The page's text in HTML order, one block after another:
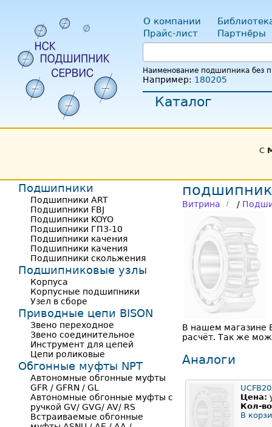
О компании
Прайс-лист
Партнёры
Наименование подшипника без
Например: 180205
Каталог
С
подшипник
Витрина /
В нашем магазине
расчёт. Так же
Аналоги
Цена:
Кол-
В
Подшипники
Подшипники ART
Подшипники FBJ
Подшипники KOYO
Подшипники ГПЗ-10
Подшипники качения
Подшипники качения
Подшипники скольжения
Подшипниковые узлы
Корпуса
Корпусные подшипники
Узел в сборе
Приводные цепи BISON
Звено переходное
Звено соединительное
Инструмент для цепей
Цепи роликовые
Обгонные муфты NPT
Автономные обгонные муфты
GFR / GFRN / GL
Автономные обгонные муфты с
ручкой GV/ GVG/ AV/ RS
Встраиваемые обгонные